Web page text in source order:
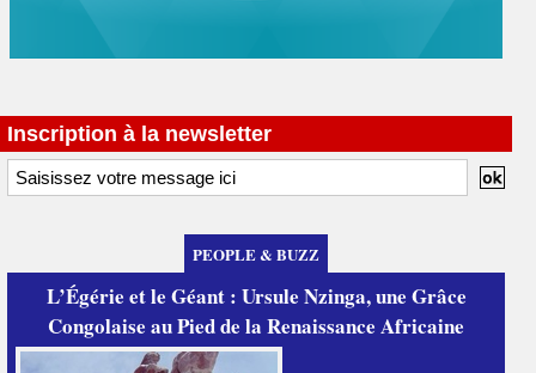
Inscription à la newsletter
PEOPLE & BUZZ
L’Égérie et le Géant : Ursule Nzinga, une Grâce
Congolaise au Pied de la Renaissance Africaine